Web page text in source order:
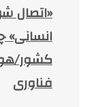
«اتصال
کشور/
فناوری